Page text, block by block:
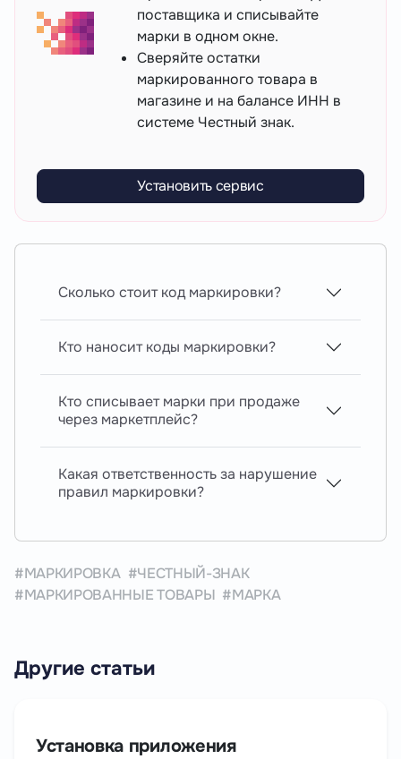
поставщика и списывайте
марки в одном окне.
Сверяйте остатки
маркированного товара в
магазине и на балансе ИНН в
системе Честный знак.
Установить сервис
Сколько стоит код маркировки?
Кто наносит коды маркировки?
Кто списывает марки при продаже
через маркетплейс?
Какая ответственность за нарушение
правил маркировки?
МАРКИРОВКА
ЧЕСТНЫЙ-ЗНАК
МАРКИРОВАННЫЕ ТОВАРЫ
МАРКА
Другие статьи
Установка приложения